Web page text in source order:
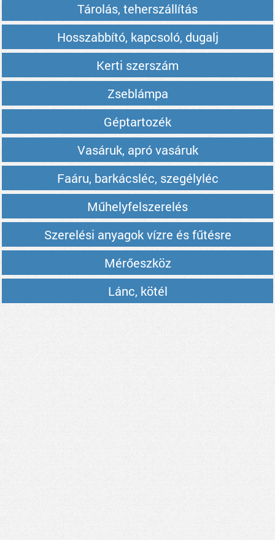
Tárolás, teherszállítás
Hosszabbító, kapcsoló, dugalj
Kerti szerszám
Zseblámpa
Géptartozék
Vasáruk, apró vasáruk
Faáru, barkácsléc, szegélyléc
Műhelyfelszerelés
Szerelési anyagok vízre és fűtésre
Mérőeszköz
Lánc, kötél